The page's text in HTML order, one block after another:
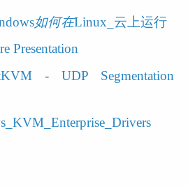
如何在Linux_云上运行
Presentation
- UDP Segmentation